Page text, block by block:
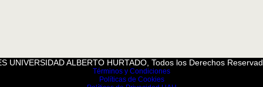
UNIVERSIDAD ALBERTO HURTADO, Todos los Derechos
Términos y Condiciones
Políticas de Cookies